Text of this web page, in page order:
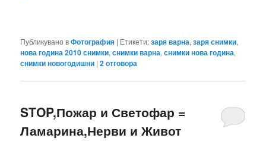
Публикувано вФотография | Етикети:заря варна,заря снимки,
нова година 2010 снимки,снимки варна,снимки нова година,
снимки новогодишни |2отговора
STOP,Пожар и Светофар =
Ламарина,Нерви и Живот